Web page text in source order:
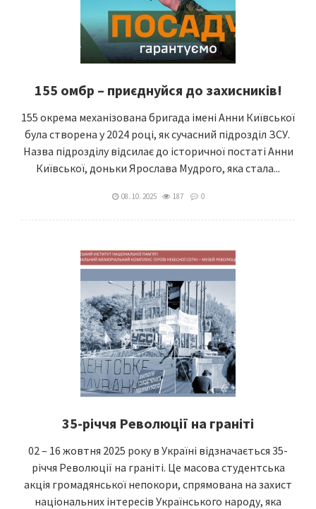
155 омбр – приєднуйся до захисників!
155 окрема механізована бригада імені Анни Київської
була створена у 2024 році, як сучасний підрозділ ЗСУ.
Назва підрозділу відсилає до історичної постаті Анни
Київської, доньки Ярослава Мудрого, яка стала...
08. 10. 2025 187 0
35-річчя Революції на граніті
02 – 16 жовтня 2025 року в Україні відзначається 35-
річчя Революції на граніті. Це масова студентська
акція громадянської непокори, спрямована на захист
національних інтересів Українського народу, яка